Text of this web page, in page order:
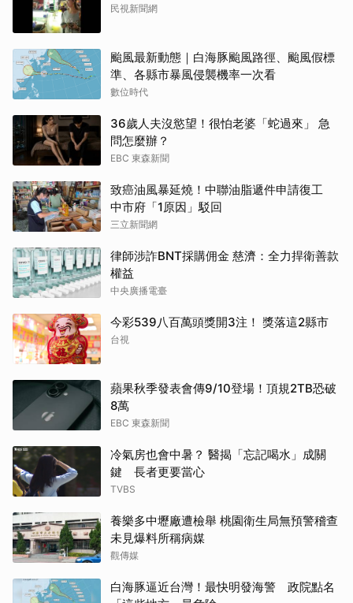
民視新聞網
颱風最新動態｜白海豚颱風路徑、颱風假標
準、各縣市暴風侵襲機率一次看
數位時代
36歲人夫沒慾望！很怕老婆「蛇過來」 急
問怎麼辦？
EBC 東森新聞
致癌油風暴延燒！中聯油脂遞件申請復工
中市府「1原因」駁回
三立新聞網
律師涉詐BNT採購佣金 慈濟：全力捍衛善款
權益
中央廣播電臺
今彩539八百萬頭獎開3注！ 獎落這2縣市
台視
蘋果秋季發表會傳9/10登場！頂規2TB恐破
8萬
EBC 東森新聞
冷氣房也會中暑？ 醫揭「忘記喝水」成關
鍵 長者更要當心
TVBS
養樂多中壢廠遭檢舉 桃園衛生局無預警稽查
未見爆料所稱病媒
觀傳媒
白海豚逼近台灣！最快明發海警 政院點名